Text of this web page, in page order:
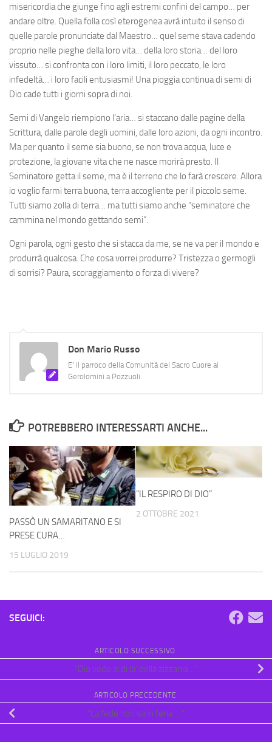
misericordia che giunge fino agli estremi confini del campo… per
andare oltre. Quella folla così eterogenea avrà intuito il senso di
quelle parole pronunciate dal Maestro… quel seme stava cadendo
proprio nelle pieghe della loro vita… della loro storia… del loro
vissuto… si confronta con i loro limiti, il loro peccato, le loro
infedeltà… i loro facili entusiasmi! Una pioggia continua di semi di
Dio cade tutti i giorni sopra di noi.
Semi di Vangelo riempiono l’aria… si staccano dalle pagine della
Scrittura, dalle parole degli uomini, dalle loro azioni, da ogni incontro.
Ma per quanto il seme sia buono, se non trova acqua, luce e
protezione, la giovane vita che ne nasce morirà presto. Il
Seminatore getta il seme, ma è il terreno che lo farà crescere. Allora
io voglio farmi terra buona, terra accogliente per il piccolo seme.
Tutti siamo zolla di terra… ma tutti siamo anche “seminatore che
cammina nel mondo gettando semi”.
Ogni parola, ogni gesto che si stacca da me, se ne va per il mondo e
produrrà qualcosa. Che cosa vorrei produrre? Tristezza o germogli
di sorrisi? Paura, scoraggiamento o forza di vivere?
Don Mario Russo
E' il parroco della Comunità del Sacro Cuore ai
Gerolomini a Pozzuoli.
POTREBBERO INTERESSARTI ANCHE...
PASSÒ UN SAMARITANO E SI
PRESE CURA…
15 LUGLIO 2019
“IL RESPIRO DI DIO”
2 OTTOBRE 2021
SEGUICI:
ARTICOLO SUCCESSIVO
“Dio vede al di la’ della zizzania…”
ARTICOLO PRECEDENTE
“La fede non va in ferie… ”